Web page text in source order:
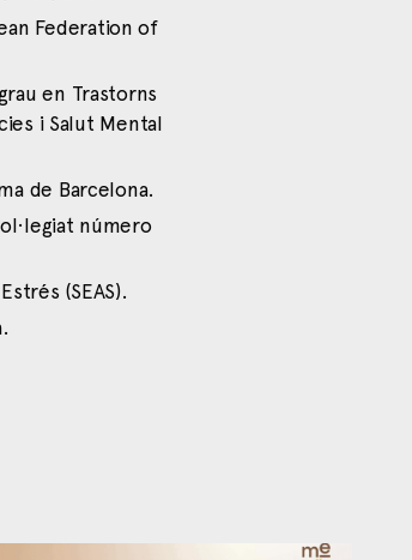
Federation of
en Trastorns
i Salut Mental
de Barcelona.
número
(SEAS).